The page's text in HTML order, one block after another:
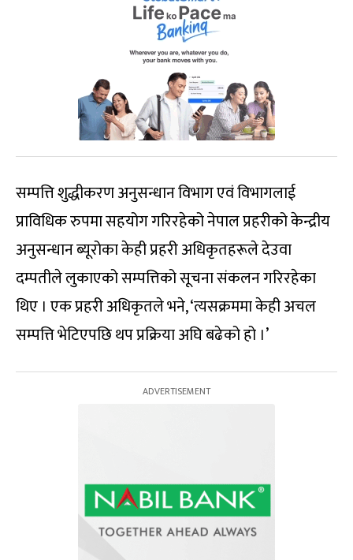
सम्पत्ति शुद्धीकरण अनुसन्धान विभाग एवं विभागलाई
प्राविधिक रुपमा सहयोग गरिरहेको नेपाल प्रहरीको केन्द्रीय
अनुसन्धान ब्यूरोका केही प्रहरी अधिकृतहरूले देउवा
दम्पतीले लुकाएको सम्पत्तिको सूचना संकलन गरिरहेका
थिए । एक प्रहरी अधिकृतले भने, ‘त्यसक्रममा केही अचल
सम्पत्ति भेटिएपछि थप प्रक्रिया अघि बढेको हो ।’